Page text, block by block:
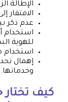
الإطالة
الافتقار
عدم ذكر
استخدام
للهوية
استخدام
إهمال
وخدماتها.
كيف